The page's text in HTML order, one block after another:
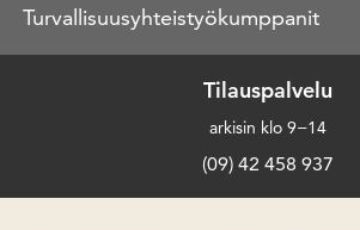
Turvallisuusyhteistyökumppanit
Tilauspalvelu
arkisin klo 9−14
(09) 42 458 937